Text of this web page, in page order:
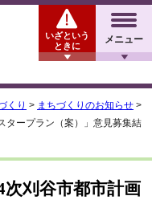
メニュー
いざという
ときに
くり > まちづくりのお知らせ >
タープラン（案）」意見募集結
刈谷市都市計画